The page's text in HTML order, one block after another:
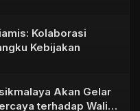
Kolaborasi
Kebijakan
Akan Gelar
terhadap Wali